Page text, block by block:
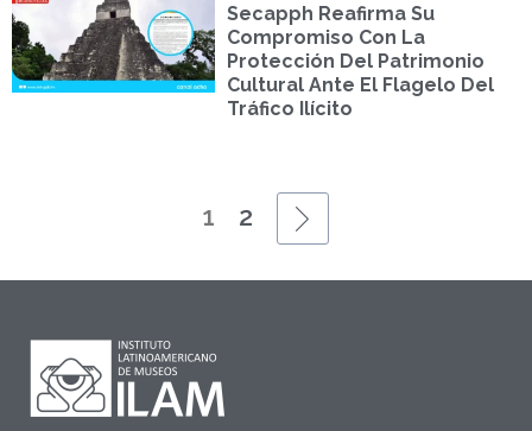
Secapph Reafirma Su
Compromiso Con La
Protección Del Patrimonio
Cultural Ante El Flagelo Del
Tráfico Ilícito
1 2